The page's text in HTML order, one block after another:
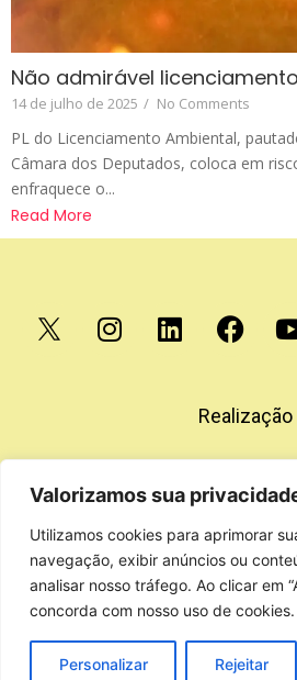
Valorizamos sua
Utilizamos cookies para aprimorar
navegação, exibir anúncios ou
analisar nosso tráfego. Ao clicar em
concorda com nosso uso de cookies.
Personalizar Rejeitar
Não admirável
14 de julho de 2025 / No Comments
PL do Licenciamento Ambiental,
Câmara dos Deputados, coloca em
enfraquece o...
Read More
Realização